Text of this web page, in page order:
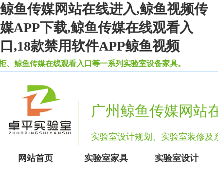
鲸鱼传媒网站在线进入,鲸鱼视频传
媒APP下载,鲸鱼传媒在线观看入
口,18款禁用软件APP鲸鱼视频
鲸鱼传媒在线观看入口等一系列实验室设备家具。
广州鲸鱼传媒网站
实验室设计规划、实验室装修
网站首页 实验室家具 实验室设计